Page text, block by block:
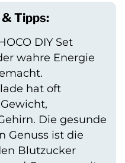
Tipps:
DIY Set
wahre Energie
hat oft
Die gesunde
Genuss ist die
Blutzucker